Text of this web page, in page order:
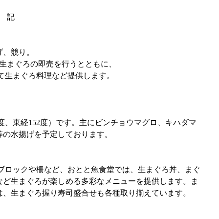
、競り。
生まぐろの即売を行うとともに、
ろ料理など提供します。
、東経152度）です。主にビンチョウマグロ、キハダマ
水揚げを予定しております。
ロックや柵など、おとと魚食堂では、生まぐろ丼、まぐ
生まぐろが楽しめる多彩なメニューを提供します。ま
生まぐろ握り寿司盛合せも各種取り揃えています。